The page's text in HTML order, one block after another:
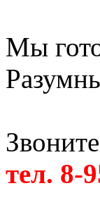
Мы
тел. 8-